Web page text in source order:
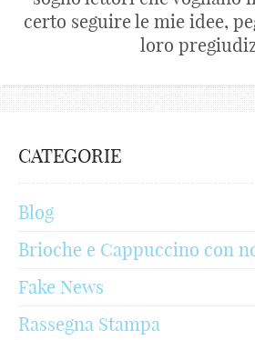
certo seguire le mie idee,
loro
CATEGORIE
Blog
Brioche e Cappuccino con
Fake News
Rassegna Stampa